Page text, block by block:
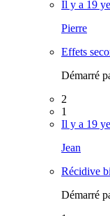
Il y a 19
Pierre
Effets
Démarré
2
1
Il y a 19
Jean
Récidive
Démarré